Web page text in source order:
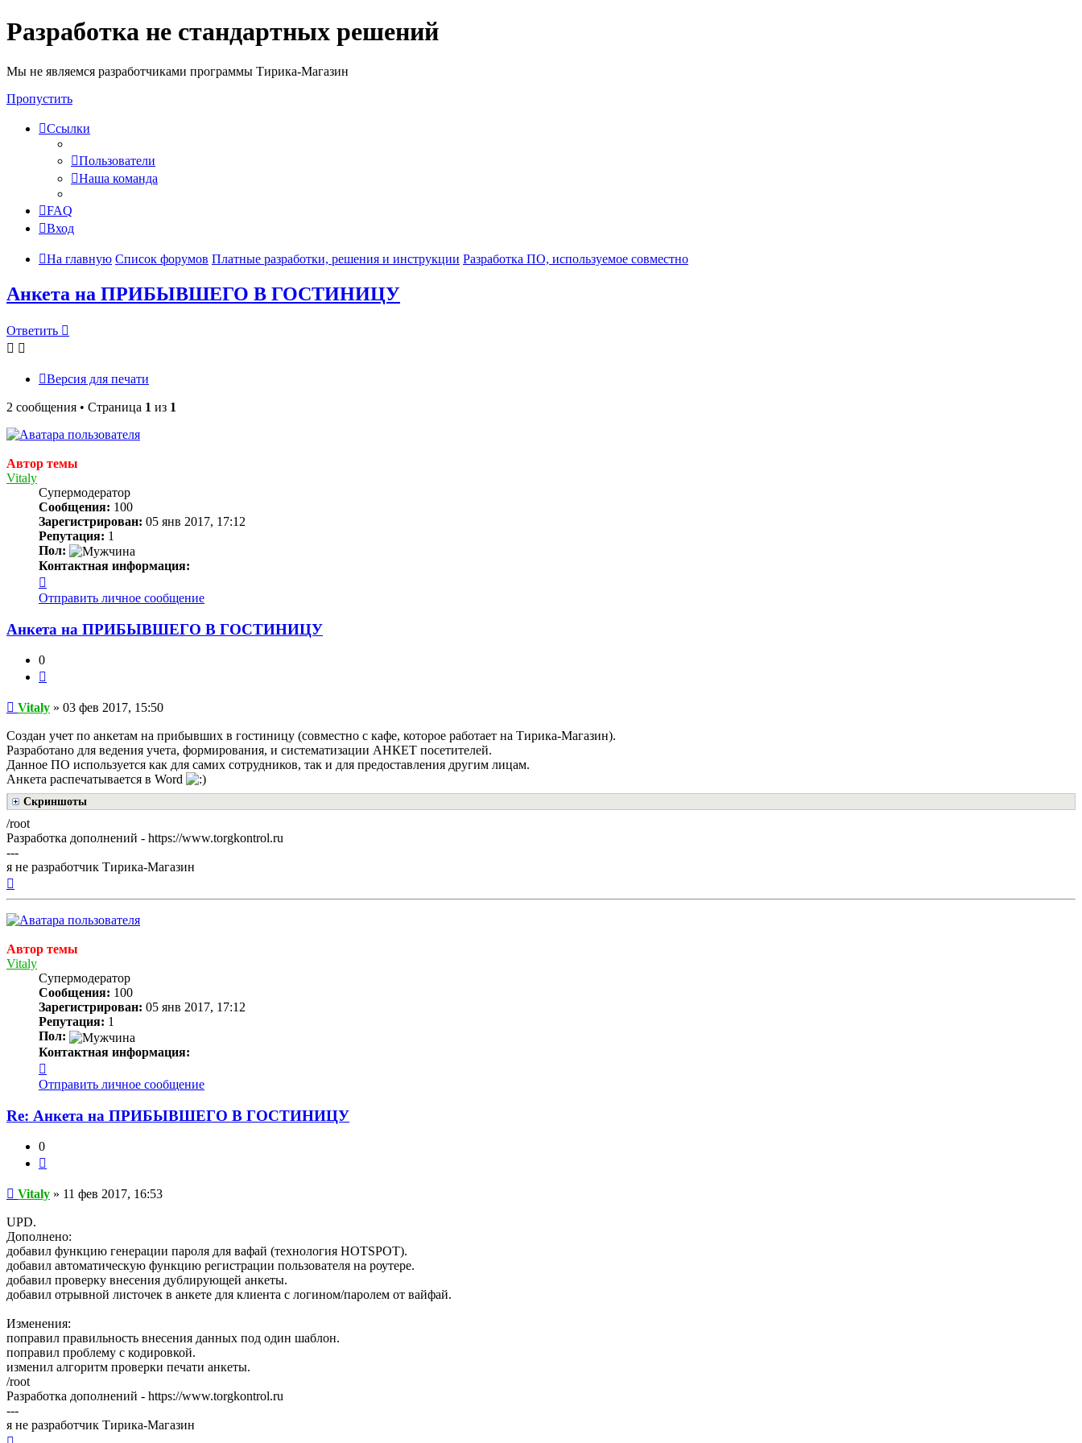
Разработка не стандартных решений
Мы не являемся разработчиками программы Тирика-Магазин
Пропустить
Ссылки
Пользователи
Наша команда
FAQ
Вход
На главную Список форумов Платные разработки, решения и инструкции Разработка ПО, используемое совместно
Анкета на ПРИБЫВШЕГО В ГОСТИНИЦУ
Ответить
Версия для печати
2 сообщения • Страница 1 из 1
Автор темы
Vitaly
Супермодератор
Сообщения: 100
Зарегистрирован: 05 янв 2017, 17:12
Репутация: 1
Пол:
Контактная информация:
информация
пользователя
Отправить личное сообщение
Анкета на ПРИБЫВШЕГО В ГОСТИНИЦУ
0
Сообщение
Vitaly » 03 фев 2017, 15:50
Создан учет по анкетам на прибывших в гостиницу (совместно с кафе, которое работает на Тирика-Магазин).
Разработано для ведения учета, формирования, и систематизации АНКЕТ посетителей.
Данное ПО используется как для самих сотрудников, так и для предоставления другим лицам.
Анкета распечатывается в Word
Скриншоты
/root
Разработка дополнений - https://www.torgkontrol.ru
---
я не разработчик Тирика-Магазин
к
началу
Автор темы
Vitaly
Супермодератор
Сообщения: 100
Зарегистрирован: 05 янв 2017, 17:12
Репутация: 1
Пол:
Контактная информация:
информация
пользователя
Отправить личное сообщение
Re: Анкета на ПРИБЫВШЕГО В ГОСТИНИЦУ
0
Сообщение
Vitaly » 11 фев 2017, 16:53
UPD.
Дополнено:
добавил функцию генерации пароля для вафай (технология HOTSPOT).
добавил автоматическую функцию регистрации пользователя на роутере.
добавил проверку внесения дублирующей анкеты.
добавил отрывной листочек в анкете для клиента с логином/паролем от вайфай.
Изменения:
поправил правильность внесения данных под один шаблон.
поправил проблему с кодировкой.
изменил алгоритм проверки печати анкеты.
/root
Разработка дополнений - https://www.torgkontrol.ru
---
я не разработчик Тирика-Магазин